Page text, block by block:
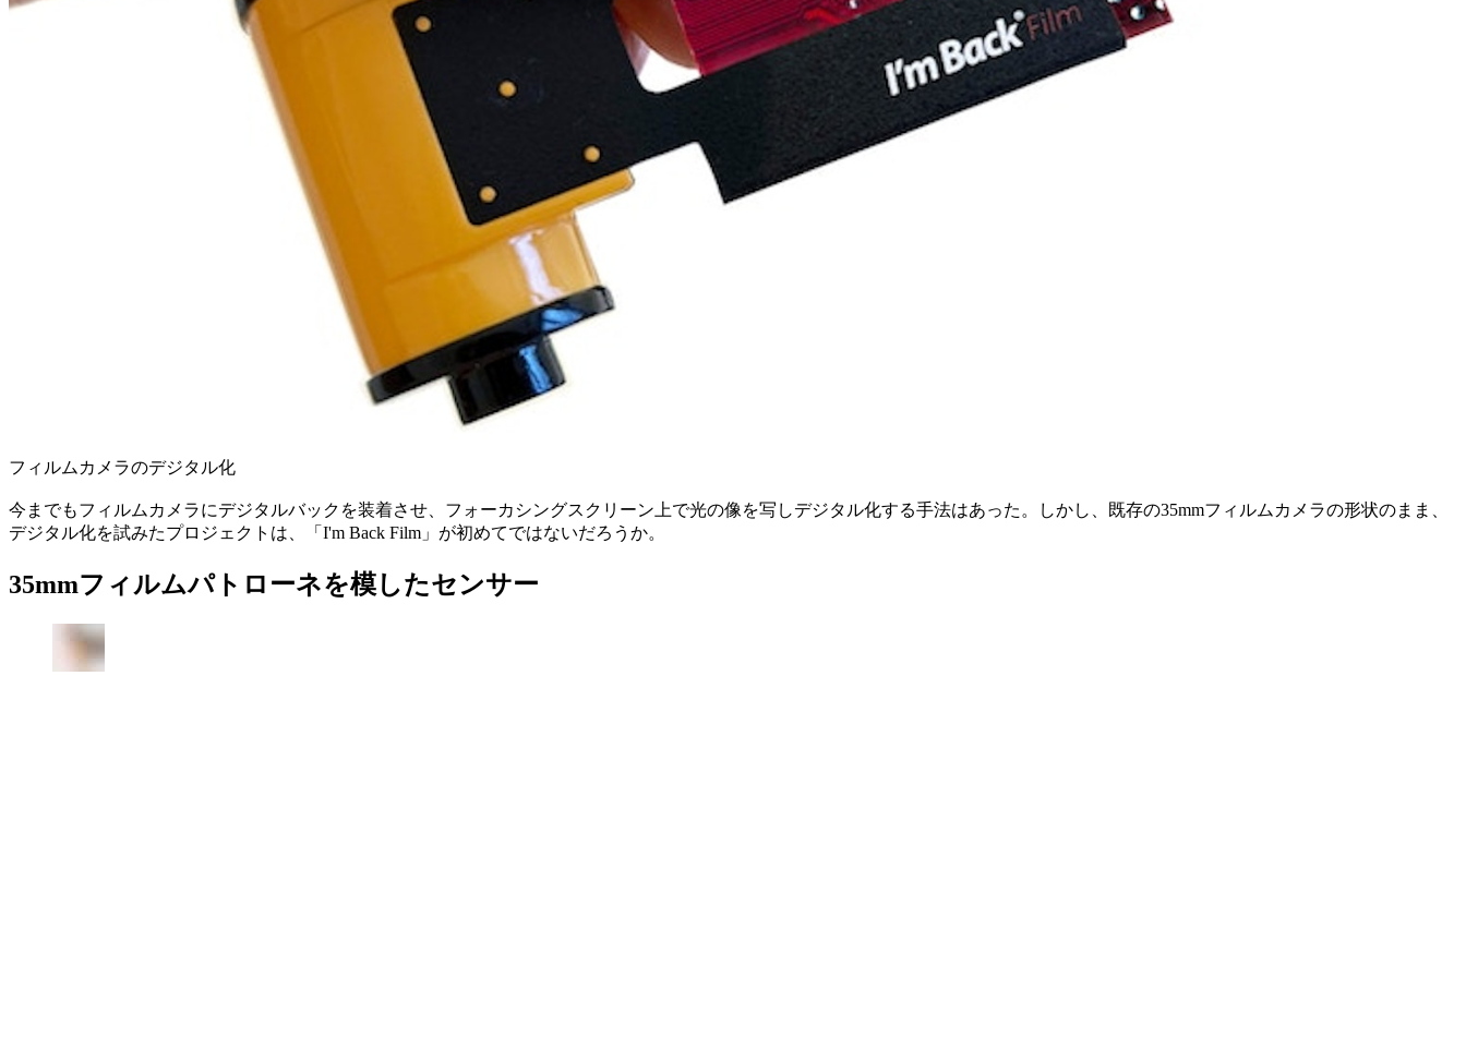
フィルムカメラのデジタル化
今までもフィルムカメラにデジタルバックを装着させ、フォーカシングスクリーン上で光の像を写しデジタル化する手法はあった。しかし、既存の35mmフィルムカメラの形状のまま、
デジタル化を試みたプロジェクトは、「I'm Back Film」が初めてではないだろうか。
35mmフィルムパトローネを模したセンサー